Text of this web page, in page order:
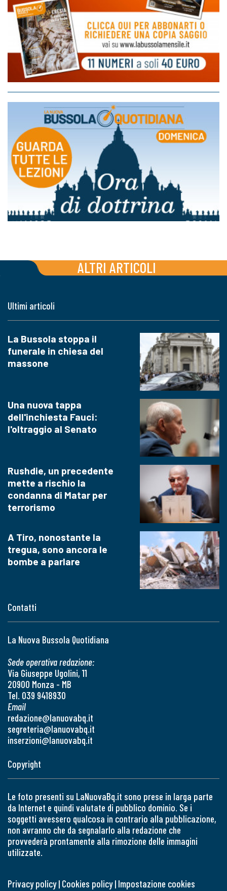
ALTRI ARTICOLI
Contatti
La Nuova Bussola Quotidiana
Sede operativa redazione:
Via Giuseppe Ugolini, 11
20900 Monza - MB
Tel. 039 9418930
Email
redazione@lanuovabq.it
segreteria@lanuovabq.it
inserzioni@lanuovabq.it
Ultimi articoli
La Bussola stoppa il
funerale in chiesa del
massone
Una nuova tappa
dell'inchiesta Fauci:
l'oltraggio al Senato
Rushdie, un precedente
mette a rischio la
condanna di Matar per
terrorismo
A Tiro, nonostante la
tregua, sono ancora le
bombe a parlare
Copyright
Le foto presenti su LaNuovaBq.it sono prese in larga parte
da Internet e quindi valutate di pubblico dominio. Se i
soggetti avessero qualcosa in contrario alla pubblicazione,
non avranno che da segnalarlo alla redazione che
provvederà prontamente alla rimozione delle immagini
utilizzate.
Privacy policy| Cookies policy| Impostazione cookies